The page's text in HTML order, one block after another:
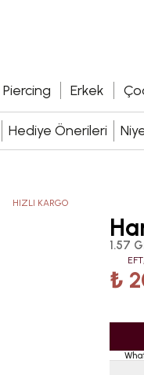
Piercing Erkek
Hediye Önerileri
HIZLI KARGO
1.57
₺